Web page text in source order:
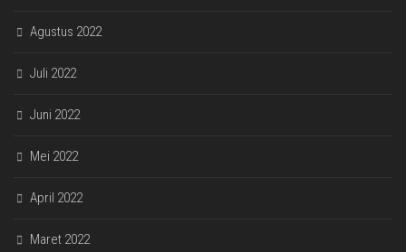
Agustus 2022
Juli 2022
Juni 2022
Mei 2022
April 2022
Maret 2022